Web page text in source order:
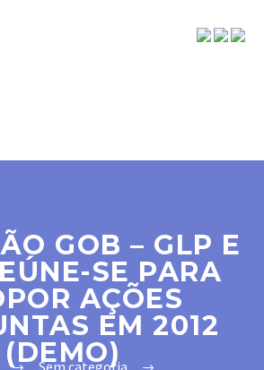
GOB – GLP E
SE PARA
AÇÕES
EM 2012
(DEMO)